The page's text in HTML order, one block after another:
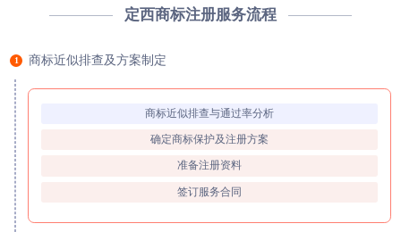
定西商标注册服务流程
1 商标近似排查及方案制定
商标近似排查与通过率分析
确定商标保护及注册方案
准备注册资料
签订服务合同